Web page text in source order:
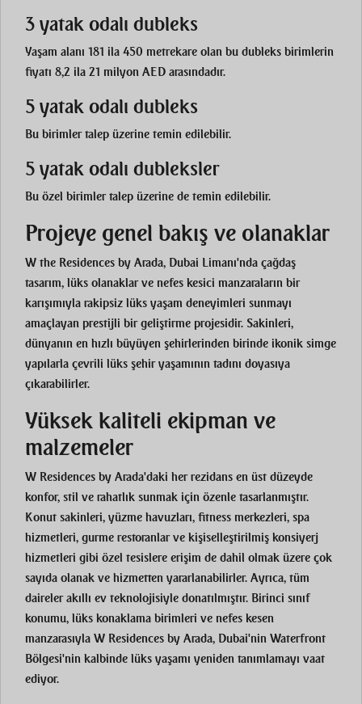
3 yatak odalı dubleks
Yaşam alanı 181 ila 450 metrekare olan bu dubleks birimlerin
fiyatı 8,2 ila 21 milyon AED arasındadır.
5 yatak odalı dubleks
Bu birimler talep üzerine temin edilebilir.
5 yatak odalı dubleksler
Bu özel birimler talep üzerine de temin edilebilir.
Projeye genel bakış ve olanaklar
W the Residences by Arada, Dubai Limanı'nda çağdaş
tasarım, lüks olanaklar ve nefes kesici manzaraların bir
karışımıyla rakipsiz lüks yaşam deneyimleri sunmayı
amaçlayan prestijli bir geliştirme projesidir. Sakinleri,
dünyanın en hızlı büyüyen şehirlerinden birinde ikonik simge
yapılarla çevrili lüks şehir yaşamının tadını doyasıya
çıkarabilirler.
Yüksek kaliteli ekipman ve
malzemeler
W Residences by Arada'daki her rezidans en üst düzeyde
konfor, stil ve rahatlık sunmak için özenle tasarlanmıştır.
Konut sakinleri, yüzme havuzları, fitness merkezleri, spa
hizmetleri, gurme restoranlar ve kişiselleştirilmiş konsiyerj
hizmetleri gibi özel tesislere erişim de dahil olmak üzere çok
sayıda olanak ve hizmetten yararlanabilirler. Ayrıca, tüm
daireler akıllı ev teknolojisiyle donatılmıştır. Birinci sınıf
konumu, lüks konaklama birimleri ve nefes kesen
manzarasıyla W Residences by Arada, Dubai'nin Waterfront
Bölgesi'nin kalbinde lüks yaşamı yeniden tanımlamayı vaat
ediyor.